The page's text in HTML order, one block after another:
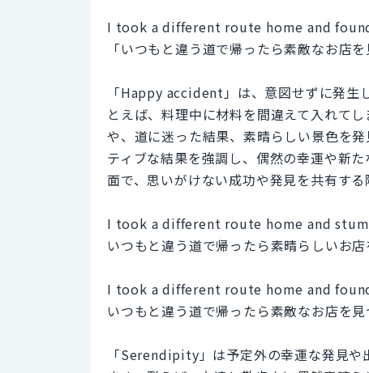
I took a different route home and
「いつもと違う道で帰ったら素敵なお店
「Happy accident」は、意図せずに発生
とえば、料理中に材料を間違えて入れて
や、道に迷った結果、素晴らしい景色を
ティブな結果を強調し、偶然の幸運や新
面で、思いがけない成功や発見を共有する
I took a different route home and
いつもと違う道で帰ったら素晴らしいお
I took a different route home and
いつもと違う道で帰ったら素敵なお店を
「Serendipity」は予定外の幸運な発見や